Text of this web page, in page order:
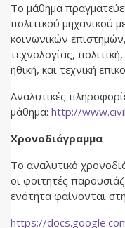
Το μάθημα
πολιτικού μηχανικού
κοινωνικών
τεχνολογίας,
ηθική, και τεχνική
Αναλυτικές
μάθημα: http://
Χρονοδιάγραμμα
Το αναλυτικό
οι φοιτητές
ενότητα φαίνονται
https://